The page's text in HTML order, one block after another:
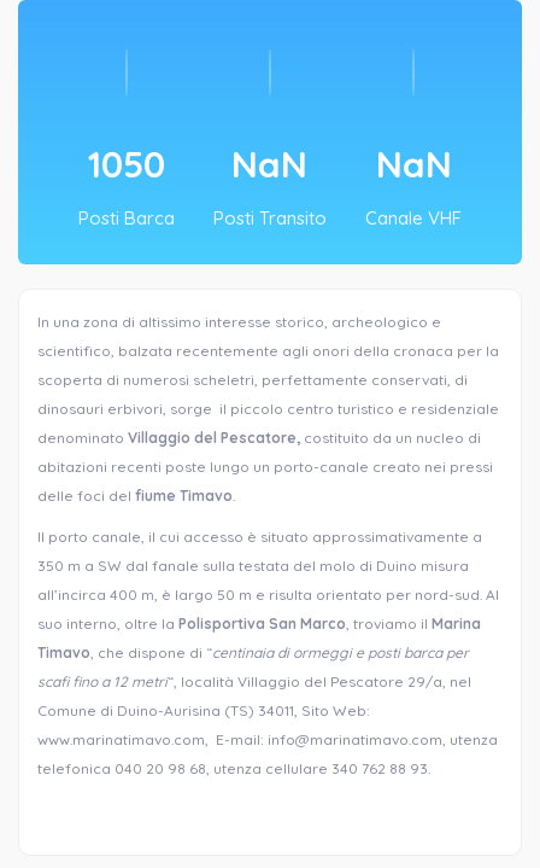
1050
Posti Barca
NaN
Posti Transito
NaN
Canale VHF
In una zona di altissimo interesse storico, archeologico e
scientifico, balzata recentemente agli onori della cronaca per la
scoperta di numerosi scheletri, perfettamente conservati, di
dinosauri erbivori, sorge il piccolo centro turistico e residenziale
denominato Villaggio del Pescatore, costituito da un nucleo di
abitazioni recenti poste lungo un porto-canale creato nei pressi
delle foci del fiume Timavo
Il porto canale, il cui accesso è situato approssimativamente a
350 m a SW dal fanale sulla testata del molo di Duino misura
all’incirca 400 m, è largo 50 m e risulta orientato per nord-sud. Al
suo interno, oltre la Polisportiva San Marco , troviamo il Marina
Timavo , che dispone di “centinaia di ormeggi e posti barca per
scafi fino a 12 metri“, località Villaggio del Pescatore 29/a, nel
Comune di Duino-Aurisina (TS) 34011, Sito Web:
www.marinatimavo.com, E-mail: info@marinatimavo.com, utenza
telefonica 040 20 98 68, utenza cellulare 340 762 88 93.